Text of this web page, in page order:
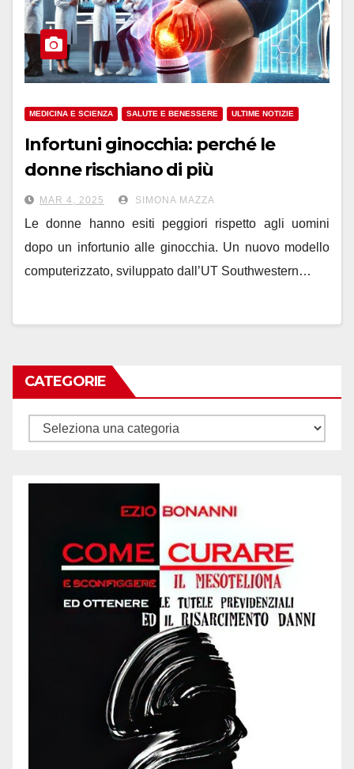
MEDICINA E SCIENZA SALUTE E BENESSERE ULTIME NOTIZIE
Infortuni ginocchia: perché le
donne rischiano di più
MAR 4, 2025 SIMONA MAZZA
Le donne hanno esiti peggiori rispetto agli uomini
dopo un infortunio alle ginocchia. Un nuovo modello
computerizzato, sviluppato dall’UT Southwestern…
CATEGORIE
Categorie